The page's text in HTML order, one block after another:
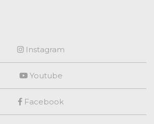
Instagram
Youtube
Facebook